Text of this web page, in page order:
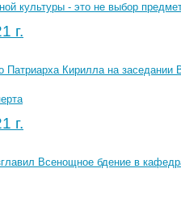
культуры - это не выбор
г.
Патриарха Кирилла на
г.
Всенощное бдение в